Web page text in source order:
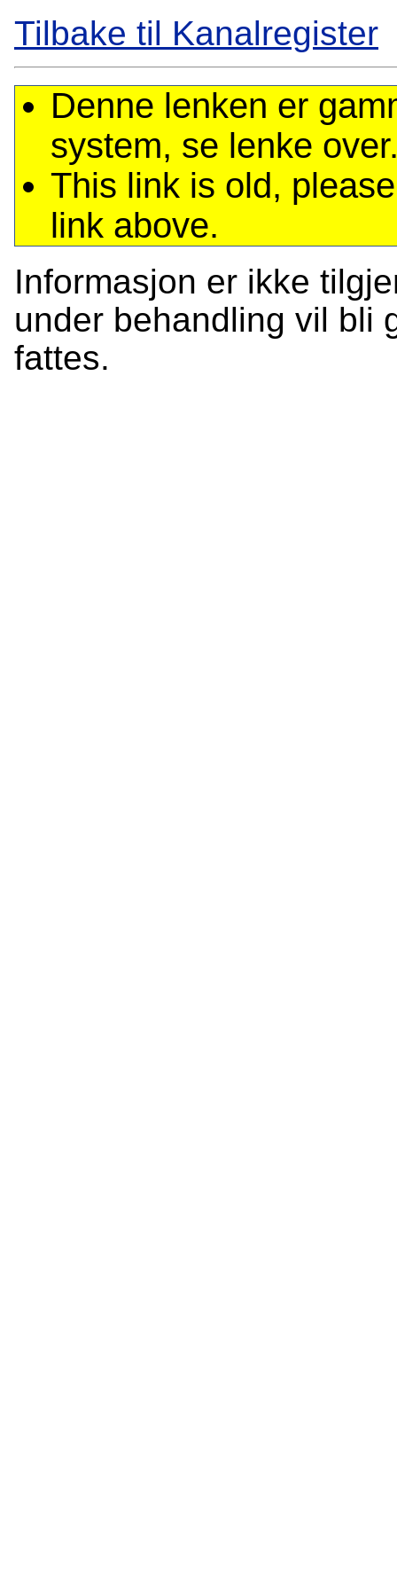
Tilbake til Kanalregister
Denne lenken er
system, se lenke
This link is old,
link above.
Informasjon er ikke
under behandling vil bli
fattes.